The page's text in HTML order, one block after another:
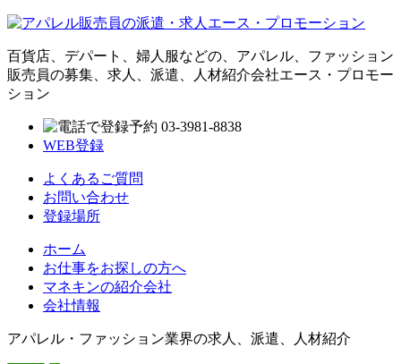
百貨店、デパート、婦人服などの、アパレル、ファッション
販売員の募集、求人、派遣、人材紹介会社エース・プロモー
ション
WEB登録
よくあるご質問
お問い合わせ
登録場所
ホーム
お仕事をお探しの方へ
マネキンの紹介会社
会社情報
アパレル・ファッション業界の求人、派遣、人材紹介